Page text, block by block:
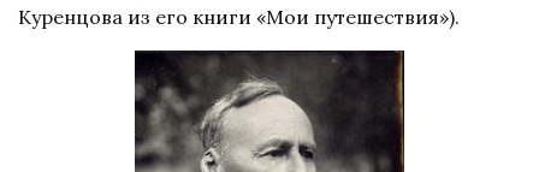
Куренцова из его книги «Мои путешествия»).